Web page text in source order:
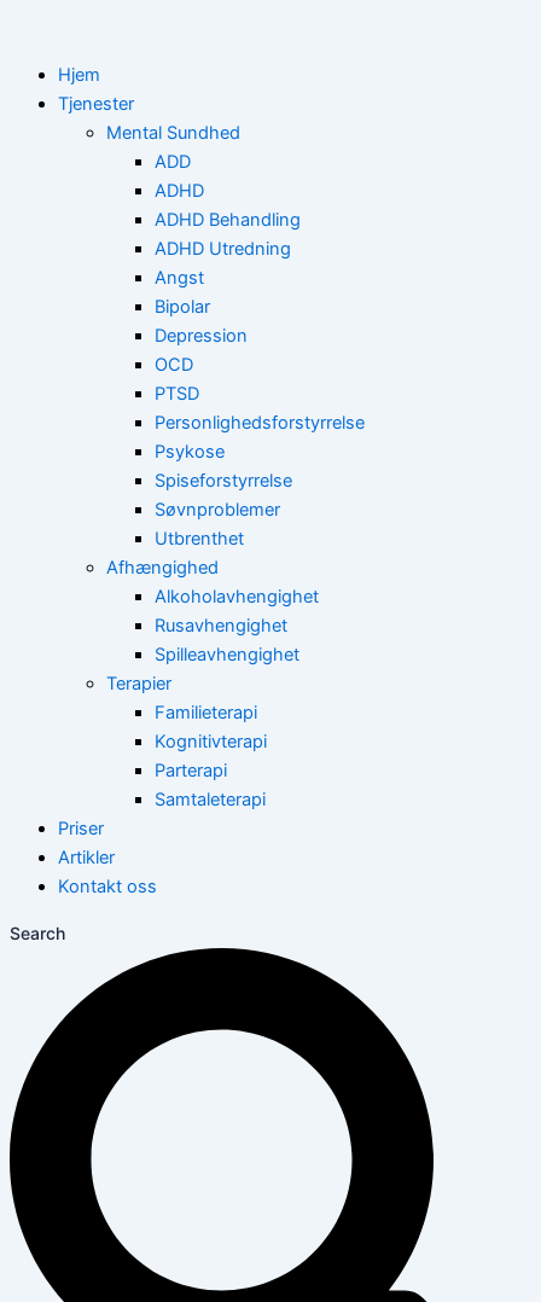
Hjem
Tjenester
Mental Sundhed
ADD
ADHD
ADHD Behandling
ADHD Utredning
Angst
Bipolar
Depression
OCD
PTSD
Personlighedsforstyrrelse
Psykose
Spiseforstyrrelse
Søvnproblemer
Utbrenthet
Afhængighed
Alkoholavhengighet
Rusavhengighet
Spilleavhengighet
Terapier
Familieterapi
Kognitivterapi
Parterapi
Samtaleterapi
Priser
Artikler
Kontakt oss
Search